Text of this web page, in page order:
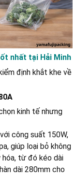
nhất tại Hải Minh
định khắt khe về
kinh tế nhưng
công suất 150W,
giúp loại bỏ không
hóa, từ đó kéo dài
dài 280mm cho